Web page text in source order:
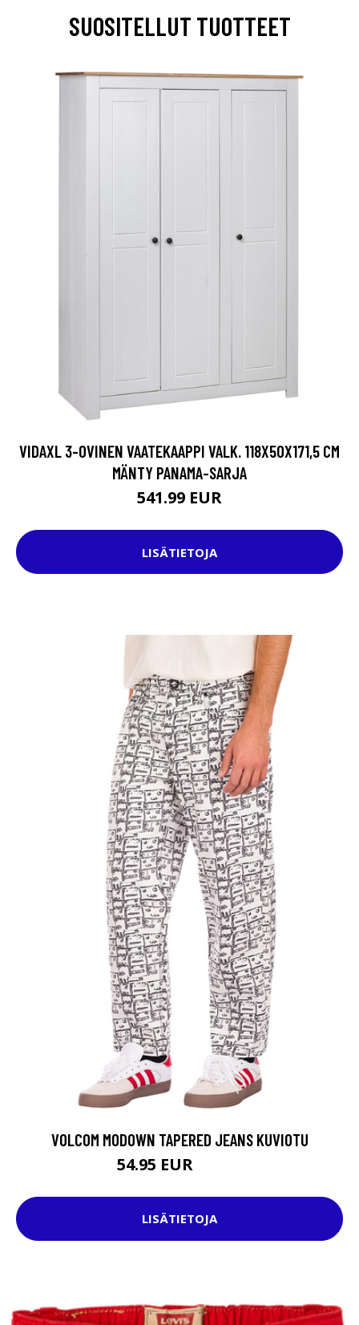
SUOSITELLUT TUOTTEET
VIDAXL 3-OVINEN VAATEKAAPPI VALK. 118X50X171,5 CM
MÄNTY PANAMA-SARJA
541.99 EUR
LISÄTIETOJA
VOLCOM MODOWN TAPERED JEANS KUVIOTU
54.95 EUR
LISÄTIETOJA